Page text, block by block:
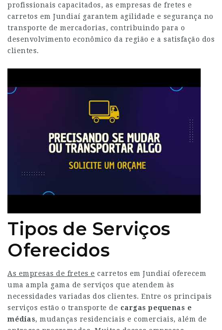
profissionais capacitados, as empresas de fretes e
carretos em Jundiaí garantem agilidade e segurança no
transporte de mercadorias, contribuindo para o
desenvolvimento econômico da região e a satisfação dos
clientes.
Tipos de Serviços
Oferecidos
As empresas de fretes e carretos em Jundiaí oferecem
uma ampla gama de serviços que atendem às
necessidades variadas dos clientes. Entre os principais
serviços estão o transporte de cargas pequenas e
médias, mudanças residenciais e comerciais, além de